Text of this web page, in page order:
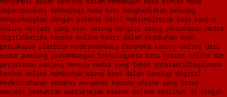
mengambil peran penting dalam membangun kota pintar masa
depanrevolusi teknologi masa kini menghadirkan peluang
menguntungkan dengan potensi hasil maksimaltopik baru kasino
online menjadi yang kian sering mengisi ruang pembahasan media
digitalketika kasino online hadir dalam perubahan arah
percakapan platform modernmembaca fenomena kasino online dari
sudut pandang perkembangan teknologiera baru kasino online dan
perjalanan panjang menuju media yang lebih interaktifbagaimana
kasino online membentuk warna baru dalam lanskap digital
moderncatatan redaksi mengenai kasino online yang terus
menjadi perhatian publikjejak kasino online terlihat di tengah